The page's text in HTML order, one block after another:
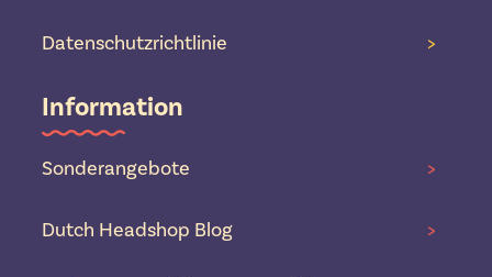
Datenschutzrichtlinie >
Information
Sonderangebote >
Dutch Headshop Blog >